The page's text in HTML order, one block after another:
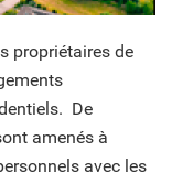
propriétaires de
De
amenés à
avec les